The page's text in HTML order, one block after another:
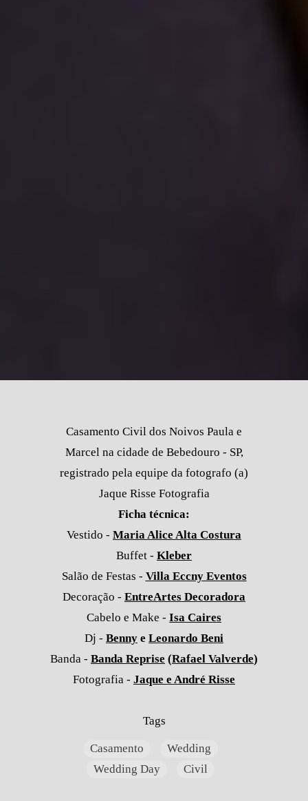
Casamento Civil dos Noivos Paula e
Marcel na cidade de Bebedouro - SP,
registrado pela equipe da fotografo (a)
Jaque Risse Fotografia
Ficha técnica:
Vestido - Maria Alice Alta Costura
Buffet - Kleber
Salão de Festas - Villa Eccny Eventos
Decoração - EntreArtes Decoradora
Cabelo e Make - Isa Caires
Dj - Benny e Leonardo Beni
Banda - Banda Reprise (Rafael Valverde)
Fotografia - Jaque e André Risse
Tags
Casamento
Wedding
Wedding Day
Civil